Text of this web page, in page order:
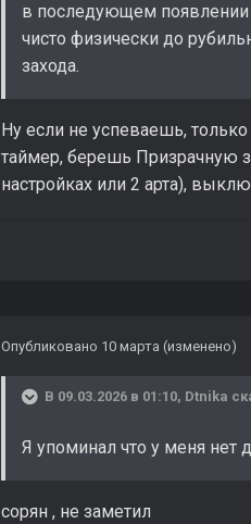
в последующем появлении
чисто физически до
захода.
Ну если не успеваешь,
таймер, берешь Призрачную
настройках или 2 арта),
Опубликовано 10 марта (изменено)
В 09.03.2026 в 01:10, Dtnika
Я упоминал что у меня нет
сорян , не заметил